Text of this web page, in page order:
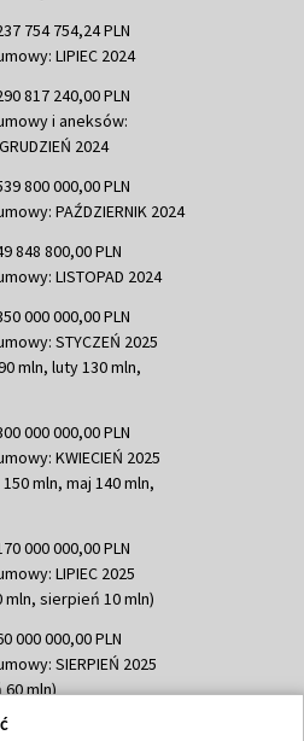
754 754,24 PLN
LIPIEC 2024
817 240,00 PLN
i aneksów:
2024
800 000,00 PLN
PAŹDZIERNIK 2024
848 800,00 PLN
LISTOPAD 2024
000 000,00 PLN
STYCZEŃ 2025
mln, luty 130 mln,
000 000,00 PLN
KWIECIEŃ 2025
mln, maj 140 mln,
000 000,00 PLN
LIPIEC 2025
mln, sierpień 10 mln)
000 000,00 PLN
SIERPIEŃ 2025
mln)
783 051,21 PLN